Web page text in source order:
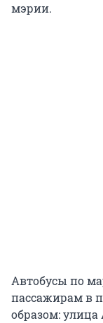
мэрии.
Автобусы по
пассажирам в
образом: